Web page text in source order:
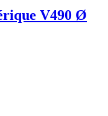
V490 Ø